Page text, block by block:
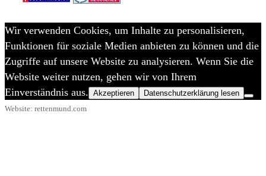
Website: rettenmund.com
Wir verwenden Cookies, um Inhalte zu personalisieren,
Funktionen für soziale Medien anbieten zu können und die
Zugriffe auf unsere Website zu analysieren. Wenn Sie die
Website weiter nutzen, gehen wir von Ihrem
Einverständnis aus. Akzeptieren Datenschutzerklärung lesen